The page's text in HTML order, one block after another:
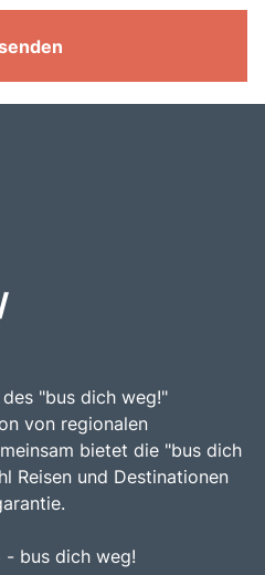
"bus dich weg!"
von regionalen
bietet die "bus dich
Reisen und Destinationen
- bus dich weg!